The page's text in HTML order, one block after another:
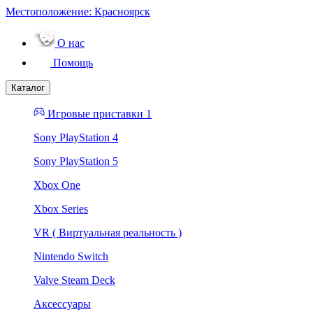
Местоположение: Красноярск
О нас
Помощь
Каталог
Игровые приставки 1
Sony PlayStation 4
Sony PlayStation 5
Xbox One
Xbox Series
VR ( Виртуальная реальность )
Nintendo Switch
Valve Steam Deck
Аксессуары